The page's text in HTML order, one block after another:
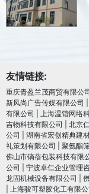
友情链接:
重庆青盈兰茂商贸有限公
新风尚广告传媒有限公司
有限公司
上海温锴网络
吉物科技有限公司
北京
公司
湖南省宏创精典建
礼策划有限公司
聚氨酯
佛山市镝蓓包装科技有限
公司
宁波卓仁企业管理
龙固机械设备有限公司
上海骏可塑胶化工有限公